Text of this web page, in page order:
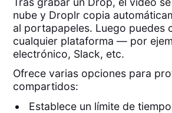
nube y Droplr copia
al portapapeles. Luego puedes
cualquier plataforma — por
electrónico, Slack, etc.
Ofrece varias opciones para
compartidos:
Establece un límite de